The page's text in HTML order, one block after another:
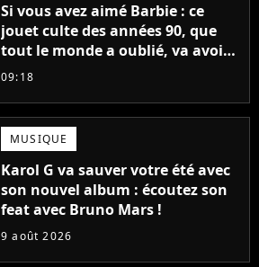
Si vous avez aimé Barbie : ce
jouet culte des années 90, que
tout le monde a oublié, va avoir
un film
09:18
MUSIQUE
Karol G va sauver votre été avec
son nouvel album : écoutez son
feat avec Bruno Mars !
9 août 2026